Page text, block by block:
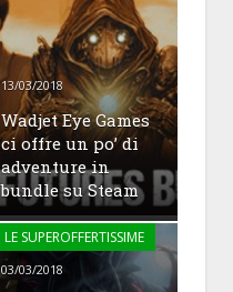
13/03/2018
Wadjet Eye Games
ci offre un po’ di
adventure in
bundle su Steam
LE SUPEROFFERTISSIME
03/03/2018